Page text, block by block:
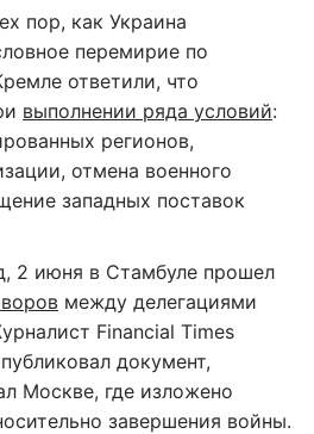
пор, как Украина
перемирие по
ответили, что
выполнении ряда условий:
регионов,
отмена военного
западных поставок
, 2 июня в Стамбуле прошел
между делегациями
Financial Times
документ,
Москве, где изложено
завершения войны.